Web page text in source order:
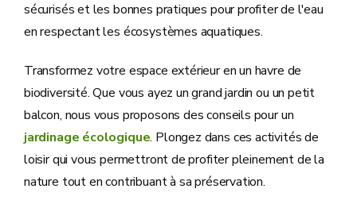
sécurisés et les bonnes pratiques pour profiter de l'eau
en respectant les écosystèmes aquatiques.
Transformez votre espace extérieur en un havre de
biodiversité. Que vous ayez un grand jardin ou un petit
balcon, nous vous proposons des conseils pour un
jardinage écologique. Plongez dans ces activités de
loisir qui vous permettront de profiter pleinement de la
nature tout en contribuant à sa préservation.